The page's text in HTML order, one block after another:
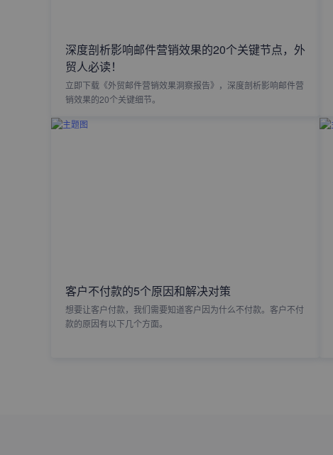
深度剖析影响邮件营销效果的20个关键节点，外
贸人必读！
立即下载《外贸邮件营销效果洞察报告》，深度剖析影响邮件营
销效果的20个关键细节。
客户不付款的5个原因和解决对策
想要让客户付款，我们需要知道客户因为什么不付款。客户不付
款的原因有以下几个方面。